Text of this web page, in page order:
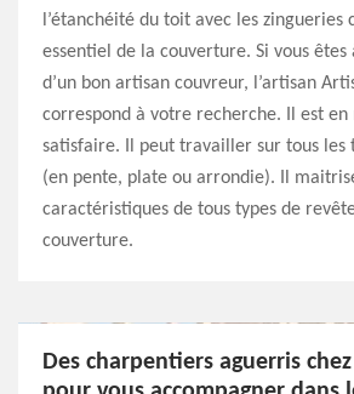
l’étanchéité du toit avec les zingueries
essentiel de la couverture. Si vous
d’un bon artisan couvreur, l’artisan
correspond à votre recherche. Il est en
satisfaire. Il peut travailler sur tous les
(en pente, plate ou arrondie). Il
caractéristiques de tous types de
couverture.
Des charpentiers aguerris